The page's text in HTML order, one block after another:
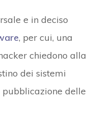
e in deciso
, per cui, una
chiedono alla
dei sistemi
delle